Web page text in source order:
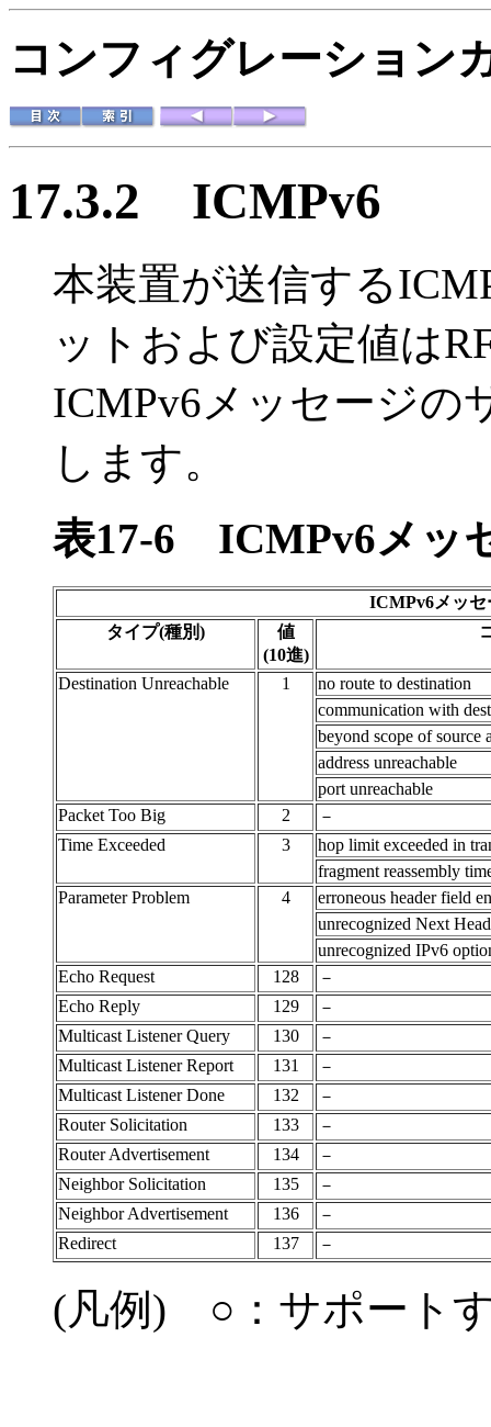
コンフィグレーション
17.3.2 ICMPv6
本装置が送信する
ットおよび設定値は
ICMPv6メッセージの
します。
表17-6 ICMPv6メッ
ICMPv6メッセ
タイプ(種別)
値
(10進)
Destination Unreachable 1
no route to destination
communication with
beyond scope of source
address unreachable
port unreachable
Packet Too Big
2
－
Time Exceeded
3
hop limit exceeded in
fragment reassembly
Parameter Problem
4
erroneous header field
unrecognized Next
unrecognized IPv6
Echo Request
128
－
Echo Reply
129
－
Multicast Listener Query
130
－
Multicast Listener Report
131
－
Multicast Listener Done
132
－
Router Solicitation
133
－
Router Advertisement
134
－
Neighbor Solicitation
135
－
Neighbor Advertisement
136
－
Redirect
137 －
(凡例) ○：サポート